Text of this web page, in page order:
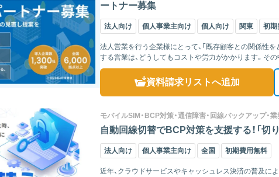
ートナー募集
法人向け 個人事業主向け 個人向け 関東 初期
法人営業を行う企業様にとって、「既存顧客との関係性
する営業は、どうしてもコストや労力がかかります。そ
のが“電力”とい...
資料請求リストへ追加
モバイルSIM・BCP対策・通信障害・回線バックアップ・
自動回線切替でBCP対策を支援する！「切
法人向け 個人事業主向け 全国 初期費用無料
近年、クラウドサービスやキャッシュレス決済の普及に